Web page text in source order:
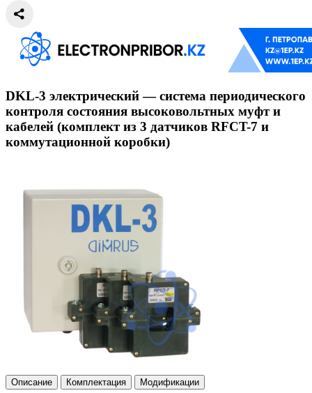
DKL-3 электрический — система периодического
контроля состояния высоковольтных муфт и
кабелей (комплект из 3 датчиков RFCT-7 и
коммутационной коробки)
Описание Комплектация Модификации